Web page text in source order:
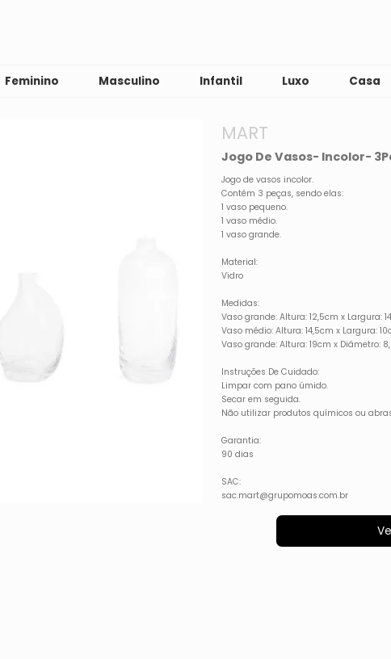
Feminino Masculino Infantil Luxo Casa
MART
Jogo De Vasos- Incolor-
Jogo de vasos incolor.
Contém 3 peças, sendo elas:
1 vaso pequeno.
1 vaso médio.
1 vaso grande.
Material:
Vidro
Medidas:
Vaso grande: Altura: 12,5cm x Largura:
Vaso médio: Altura: 14,5cm x Largura:
Vaso grande: Altura: 19cm x Diâmetro:
Instruções De Cuidado:
Limpar com pano úmido.
Secar em seguida.
Não utilizar produtos químicos ou
Garantia:
90 dias
SAC:
sac.mart@grupomoas.com.br